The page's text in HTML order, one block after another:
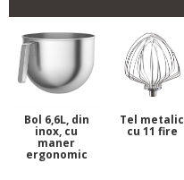
Bol 6,6L, din
inox, cu
maner
ergonomic
Tel metalic
cu 11 fire